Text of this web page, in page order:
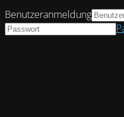
Benutzeranmeldung